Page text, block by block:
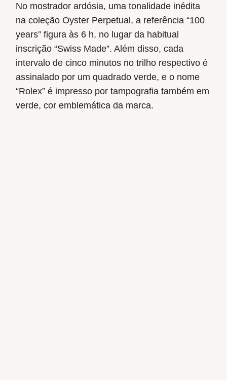
No mostrador ardósia, uma tonalidade inédita
na coleção Oyster Perpetual, a referência “100
years” figura às 6 h, no lugar da habitual
inscrição “Swiss Made”. Além disso, cada
intervalo de cinco minutos no trilho respectivo é
assinalado por um quadrado verde, e o nome
“Rolex” é impresso por tampografia também em
verde, cor emblemática da marca.